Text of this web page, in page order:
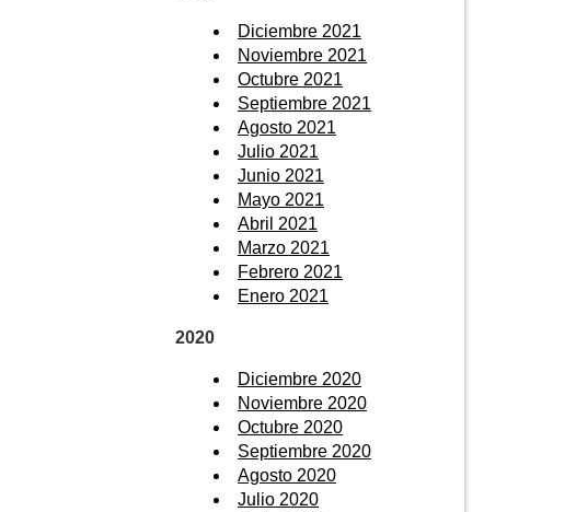
Diciembre 2021
Noviembre 2021
Octubre 2021
Septiembre 2021
Agosto 2021
Julio 2021
Junio 2021
Mayo 2021
Abril 2021
Marzo 2021
Febrero 2021
Enero 2021
2020
Diciembre 2020
Noviembre 2020
Octubre 2020
Septiembre 2020
Agosto 2020
Julio 2020